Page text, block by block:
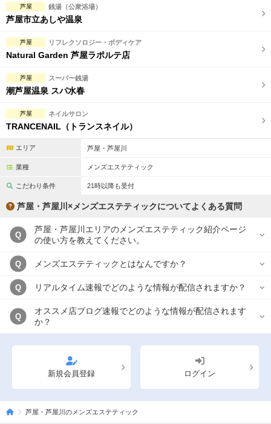
スタッフ指名可
こだわり条件を変更
芦屋 銭湯（公衆浴場）
芦屋市立あしや温泉
芦屋 リフレクソロジー・ボディケア
Natural Garden 芦屋ラポルテ店
芦屋 スーパー銭湯
潮芦屋温泉 スパ水春
芦屋 ネイルサロン
TRANCENAIL（トランスネイル）
エリア 芦屋・芦屋川
業種 メンズエステティック
こだわり条件 21時以降も受付
芦屋・芦屋川×メンズエステティックについてよくある質問
Q
芦屋・芦屋川エリアのメンズエステティック紹介ページ
の使い方を教えてください。
Q メンズエステティックとはなんですか？
Q リアルタイム速報でどのような情報が配信されますか？
Q
オススメ店ブログ速報でどのような情報が配信されます
か？
新規会員登録 ログイン
芦屋・芦屋川のメンズエステティック